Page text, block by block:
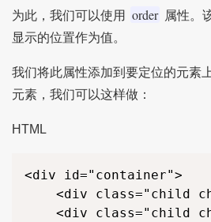
为此，我们可以使用 order
属性。
显示的位置作为值。
我们将此属性添加到要定位的元素
元素，我们可以这样做：
HTML
<div id="container">
<div class="child
<div class="child